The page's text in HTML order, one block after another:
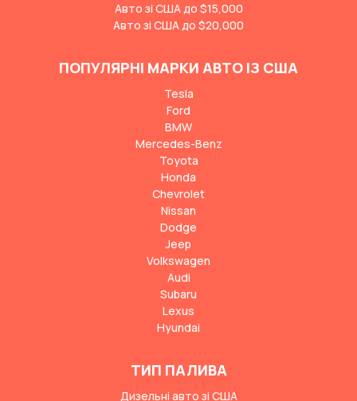
Авто зі США до $15,000
Авто зі США до $20,000
ПОПУЛЯРНІ МАРКИ АВТО ІЗ США
Tesla
Ford
BMW
Mercedes-Benz
Toyota
Honda
Chevrolet
Nissan
Dodge
Jeep
Volkswagen
Audi
Subaru
Lexus
Hyundai
ТИП ПАЛИВА
Дизельні авто зі США